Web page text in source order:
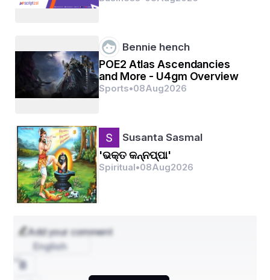
ଆପ୍ଯାୟିତ, ଖୁଦ କଣା ଲୋଭରେ ସୁଦାମା ଦ୍ଧିତ ନିକଟରେ
ଜନରେ ଦୟାବାନ ଅଟନ୍ତି।
Bennie hench
POE2 Atlas Ascendancies
and More - U4gm Overview
Sports•08Aug2026
Susanta Sasmal
'ଭକ୍ତ କନ୍ନପ୍ପା'
Spiritual•08Aug2026
Add your comment
English